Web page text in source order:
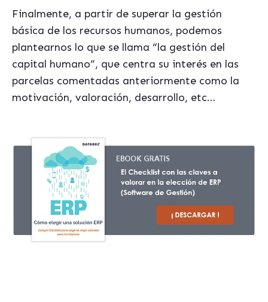
Finalmente, a partir de superar la gestión
básica de los recursos humanos, podemos
plantearnos lo que se llama “la gestión del
capital humano”, que centra su interés en las
parcelas comentadas anteriormente como la
motivación, valoración, desarrollo, etc…